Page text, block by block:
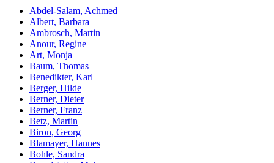
Abdel-Salam, Achmed
Albert, Barbara
Ambrosch, Martin
Anour, Regine
Art, Monja
Baum, Thomas
Benedikter, Karl
Berger, Hilde
Berner, Dieter
Berner, Franz
Betz, Martin
Biron, Georg
Blamayer, Hannes
Bohle, Sandra